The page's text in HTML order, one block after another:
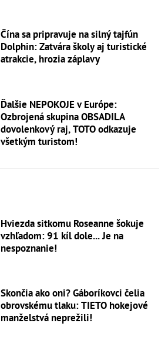
Čína sa pripravuje na silný tajfún
Dolphin: Zatvára školy aj turistické
atrakcie, hrozia záplavy
Ďalšie NEPOKOJE v Európe:
Ozbrojená skupina OBSADILA
dovolenkový raj, TOTO odkazuje
všetkým turistom!
Hviezda sitkomu Roseanne šokuje
vzhľadom: 91 kíl dole... Je na
nespoznanie!
Skončia ako oni? Gáboríkovci čelia
obrovskému tlaku: TIETO hokejové
manželstvá neprežili!